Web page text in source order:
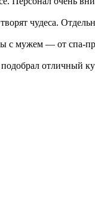
чудеса.
с мужем — от спа-
отличный